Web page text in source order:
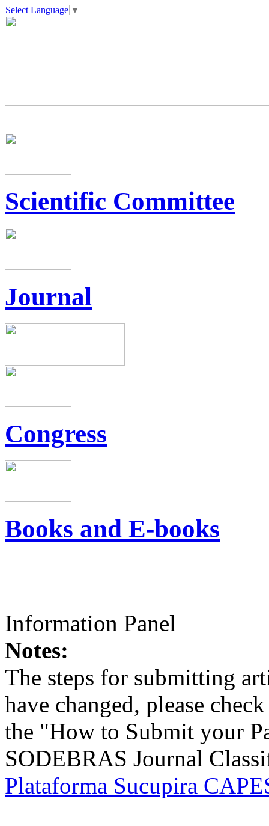
Select Language ▼
Scientific Committee
Journal
Congress
Books and E-books
Information Panel
Notes:
The steps for submitting
have changed, please
the "How to Submit your
SODEBRAS Journal
Plataforma Sucupira